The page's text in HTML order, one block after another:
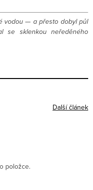
vodou — a přesto dobyl půl
se sklenkou neředěného
Další článek
položce.